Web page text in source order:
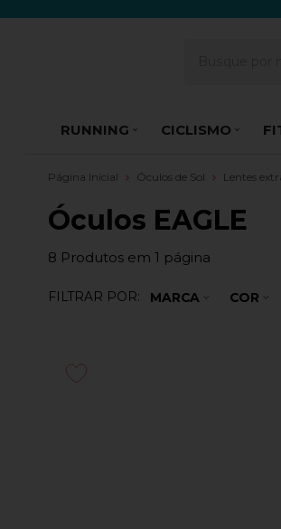
RUNNING CICLISMO
Página Inicial Óculos de Sol Lentes
Óculos EAGLE
8 Produtos em 1 página
FILTRAR POR: MARCA COR